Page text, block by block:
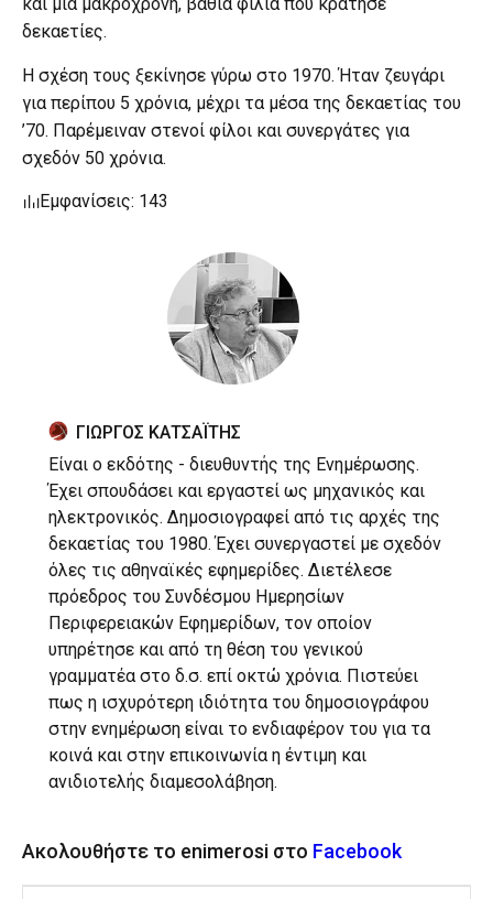
δεκαετίες.
Η σχέση τους ξεκίνησε γύρω στο 1970. Ήταν ζευγάρι
για περίπου 5 χρόνια, μέχρι τα μέσα της δεκαετίας του
’70. Παρέμειναν στενοί φίλοι και συνεργάτες για
σχεδόν 50 χρόνια.
Εμφανίσεις: 143
ΓΙΩΡΓΟΣ ΚΑΤΣΑΪΤΗΣ
Είναι ο εκδότης - διευθυντής της Ενημέρωσης.
Έχει σπουδάσει και εργαστεί ως μηχανικός και
ηλεκτρονικός. Δημοσιογραφεί από τις αρχές της
δεκαετίας του 1980. Έχει συνεργαστεί με σχεδόν
όλες τις αθηναϊκές εφημερίδες. Διετέλεσε
πρόεδρος του Συνδέσμου Ημερησίων
Περιφερειακών Εφημερίδων, τον οποίον
υπηρέτησε και από τη θέση του γενικού
γραμματέα στο δ.σ. επί οκτώ χρόνια. Πιστεύει
πως η ισχυρότερη ιδιότητα του δημοσιογράφου
στην ενημέρωση είναι το ενδιαφέρον του για τα
κοινά και στην επικοινωνία η έντιμη και
ανιδιοτελής διαμεσολάβηση.
Ακολουθήστε το enimerosi στο Facebook